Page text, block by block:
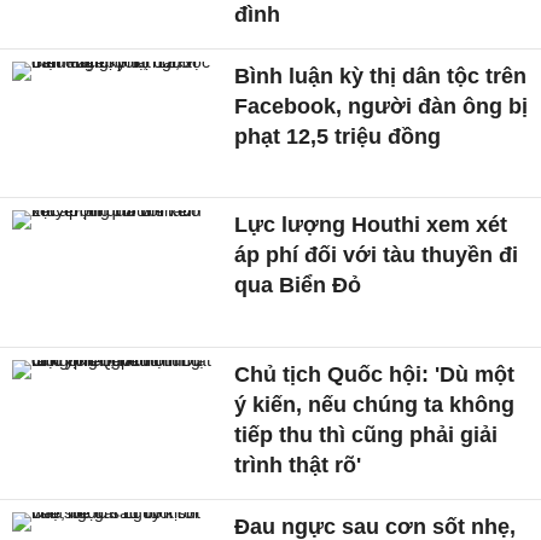
đình
Bình luận kỳ thị dân tộc trên
Facebook, người đàn ông bị
phạt 12,5 triệu đồng
Lực lượng Houthi xem xét
áp phí đối với tàu thuyền đi
qua Biển Đỏ
Chủ tịch Quốc hội: 'Dù một
ý kiến, nếu chúng ta không
tiếp thu thì cũng phải giải
trình thật rõ'
Đau ngực sau cơn sốt nhẹ,